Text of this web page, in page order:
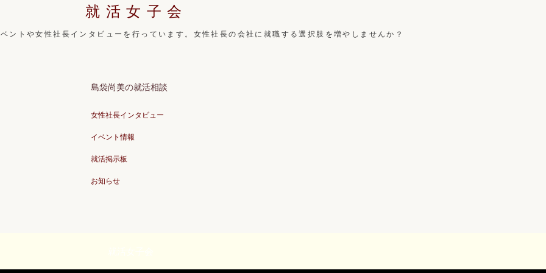
就活女子会
ントや女性社長インタビューを行っています。女性社長の会社に就職する選択肢を増やしませんか？
島袋尚美の就活相談
女性社長インタビュー
イベント情報
就活掲示板
お知らせ